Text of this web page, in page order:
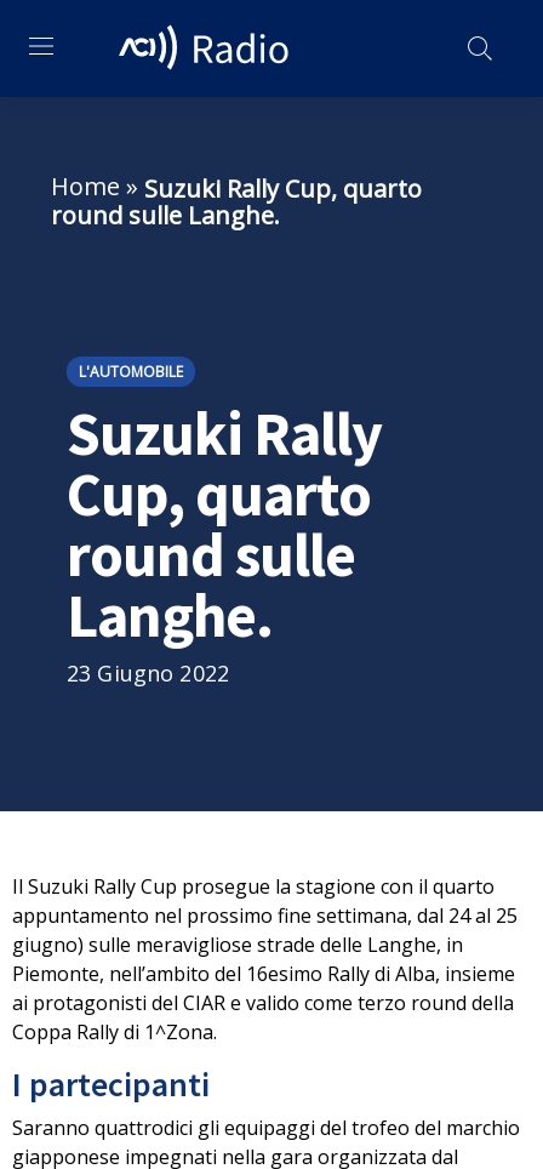
Home » Suzuki Rally Cup, quarto
round sulle Langhe.
L'AUTOMOBILE
Suzuki Rally
Cup, quarto
round sulle
Langhe.
23 Giugno 2022
Il Suzuki Rally Cup prosegue la stagione con il quarto
appuntamento nel prossimo fine settimana, dal 24 al 25
giugno) sulle meravigliose strade delle Langhe, in
Piemonte, nell’ambito del 16esimo Rally di Alba, insieme
ai protagonisti del CIARe valido come terzo round della
Coppa Rally di 1^Zona.
I partecipanti
Saranno quattrodici gli equipaggi del trofeo del marchio
giapponese impegnati nella gara organizzata dal